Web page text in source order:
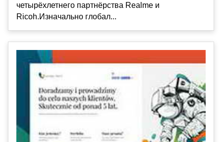
четырёхлетнего партнёрства Realme и
Ricoh.Изначально глобал...